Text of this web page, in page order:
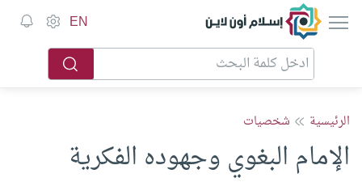
إسلام أون لاين EN
الرئيسية شخصيات
الإمام البغوي وجهوده الفكرية